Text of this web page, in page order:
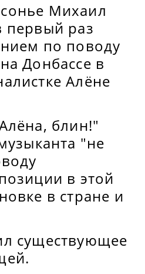
Михаил
первый раз
по поводу
Донбассе в
Алёне
блин!"
"не
в этой
в стране и
существующее